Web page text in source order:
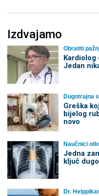
Izdvajamo
Obratiti
Kardiolog
Jedan
Dugotrajna
Greška
bijelog
novo
Naučnici
Jedna
ključ
Dr.